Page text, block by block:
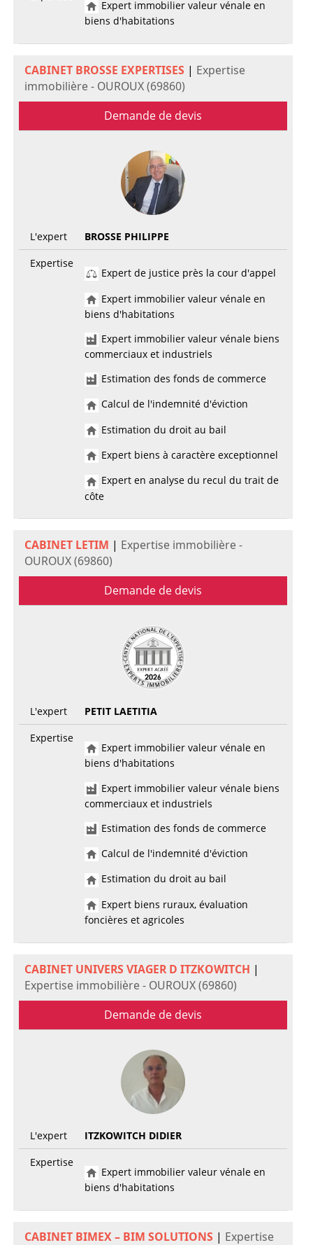
Expert immobilier valeur vénale en
biens d'habitations
CABINET BROSSE EXPERTISES | Expertise
immobilière - OUROUX (69860)
Demande de devis
L'expert
BROSSE PHILIPPE
Expertise
Expert de justice près la cour d'appel
Expert immobilier valeur vénale en
biens d'habitations
Expert immobilier valeur vénale biens
commerciaux et industriels
Estimation des fonds de commerce
Calcul de l'indemnité d'éviction
Estimation du droit au bail
Expert biens à caractère exceptionnel
Expert en analyse du recul du trait de
côte
CABINET LETIM | Expertise immobilière -
OUROUX (69860)
Demande de devis
L'expert
PETIT LAETITIA
Expertise
Expert immobilier valeur vénale en
biens d'habitations
Expert immobilier valeur vénale biens
commerciaux et industriels
Estimation des fonds de commerce
Calcul de l'indemnité d'éviction
Estimation du droit au bail
Expert biens ruraux, évaluation
foncières et agricoles
CABINET UNIVERS VIAGER D ITZKOWITCH |
Expertise immobilière - OUROUX (69860)
Demande de devis
L'expert
ITZKOWITCH DIDIER
Expertise
Expert immobilier valeur vénale en
biens d'habitations
CABINET BIMEX – BIM SOLUTIONS | Expertise